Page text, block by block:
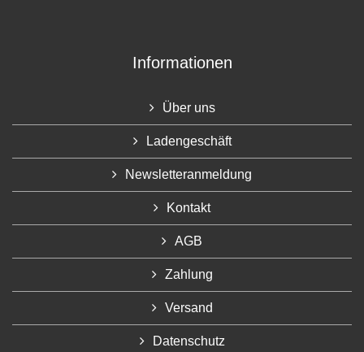
Informationen
Über uns
Ladengeschäft
Newsletteranmeldung
Kontakt
AGB
Zahlung
Versand
Datenschutz